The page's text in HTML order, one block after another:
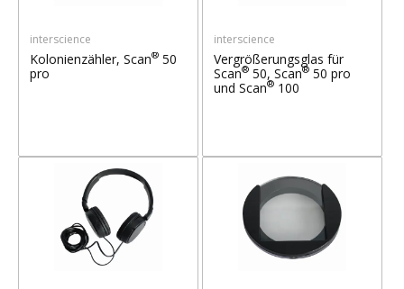
interscience
Kolonienzähler, Scan®50
pro
interscience
Vergrößerungsglas für
Scan®50, Scan®50 pro
und Scan®100